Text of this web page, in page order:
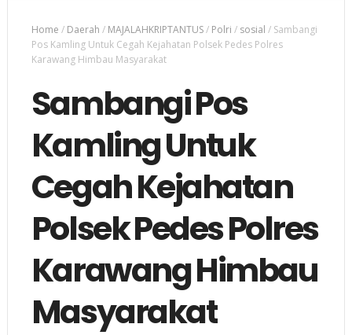
Home / Daerah / MAJALAHKRIPTANTUS/ Polri / sosial / Sambangi
Pos Kamling Untuk Cegah Kejahatan Polsek Pedes Polres
Karawang Himbau Masyarakat
Sambangi Pos
Kamling Untuk
Cegah Kejahatan
Polsek Pedes Polres
Karawang Himbau
Masyarakat